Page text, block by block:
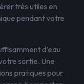
très utiles en
pendant votre
d’eau
sortie. Une
pratiques pour